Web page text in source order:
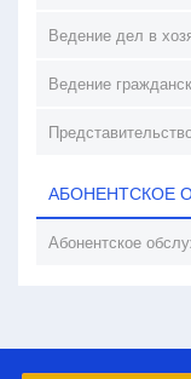
Ведение дел в
Ведение
АБОНЕНТСКОЕ
Абонентское